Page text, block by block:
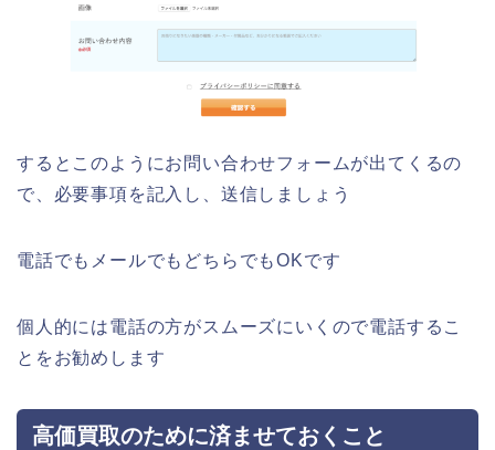
するとこのようにお問い合わせフォームが出てくるの
で、必要事項を記入し、送信しましょう
電話でもメールでもどちらでもOKです
個人的には電話の方がスムーズにいくので電話するこ
とをお勧めします
高価買取のために済ませておくこと